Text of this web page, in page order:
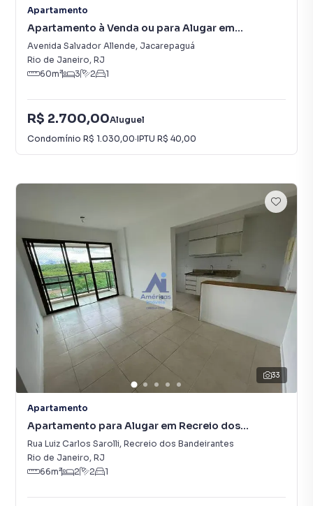
Apartamento
Apartamento à Venda ou para Alugar em
Jacarepaguá
Avenida Salvador Allende, Jacarepaguá
Rio de Janeiro, RJ
60m² 3 2 1
R$ 2.700,00Aluguel
Condomínio R$ 1.030,00·IPTU R$ 40,00
33
Apartamento
Apartamento para Alugar em Recreio dos
Bandeirantes
Rua Luiz Carlos Sarolli, Recreio dos Bandeirantes
Rio de Janeiro, RJ
66m² 2 2 1